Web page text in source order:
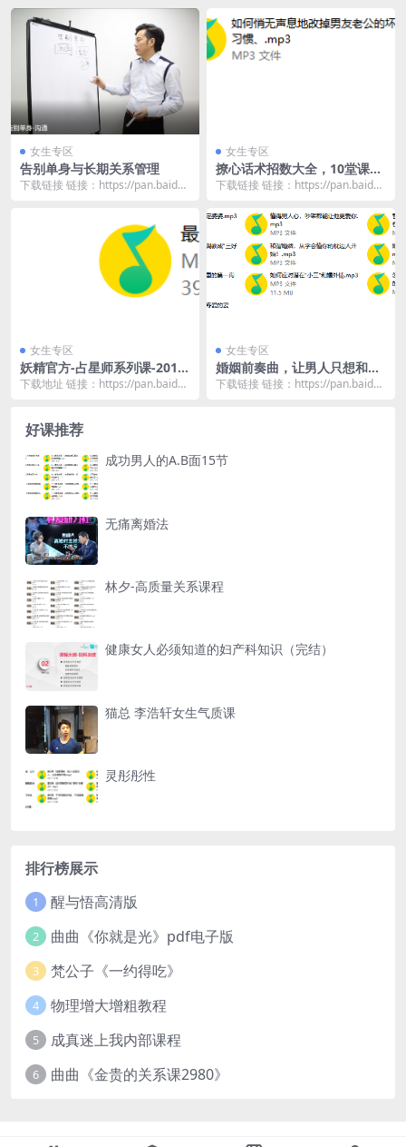
女生专区
告别单身与长期关系管理
下载链接 链接：https://pan.baidu.
女生专区
撩心话术招数大全，10堂课让
男人越来越黏你
下载链接 链接：https://pan.baidu.
女生专区
妖精官方-占星师系列课-2018
年最后71天你会怎么样？
下载地址 链接：https://pan.baidu.
女生专区
婚姻前奏曲，让男人只想和你
共度一生！
下载链接 链接：https://pan.baidu.
好课推荐
成功男人的A.B面15节
无痛离婚法
林夕-高质量关系课程
健康女人必须知道的妇产科知识（完结）
猫总 李浩轩女生气质课
灵彤彤性
排行榜展示
1 醒与悟高清版
2 曲曲《你就是光》pdf电子版
3 梵公子《一约得吃》
4 物理增大增粗教程
5 成真迷上我内部课程
6 曲曲《金贵的关系课2980》